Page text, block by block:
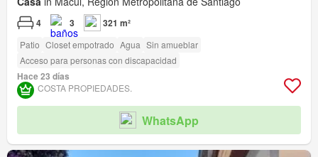
4 3 321 m²
Patio Closet empotrado Agua Sin amueblar
Acceso para personas con discapacidad
Hace 23 días
COSTA PROPIEDADES.
WhatsApp